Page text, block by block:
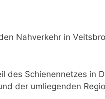
Nahverkehr in
des Schienennetzes in
der umliegenden